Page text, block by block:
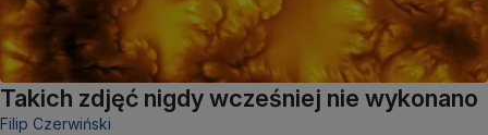
Takich zdjęć nigdy wcześniej nie wykonano
Filip Czerwiński